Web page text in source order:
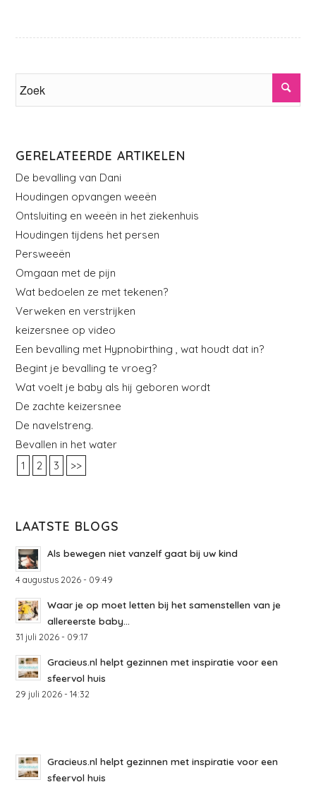
GERELATEERDE ARTIKELEN
De bevalling van Dani
Houdingen opvangen weeën
Ontsluiting en weeën in het ziekenhuis
Houdingen tijdens het persen
Persweeën
Omgaan met de pijn
Wat bedoelen ze met tekenen?
Verweken en verstrijken
keizersnee op video
Een bevalling met Hypnobirthing , wat houdt dat in?
Begint je bevalling te vroeg?
Wat voelt je baby als hij geboren wordt
De zachte keizersnee
De navelstreng.
Bevallen in het water
1
2 3 >>
LAATSTE BLOGS
Als bewegen niet vanzelf gaat bij uw kind
4 augustus 2026 - 09:49
Waar je op moet letten bij het samenstellen van je
allereerste baby...
31 juli 2026 - 09:17
Gracieus.nl helpt gezinnen met inspiratie voor een
sfeervol huis
29 juli 2026 - 14:32
Gracieus.nl helpt gezinnen met inspiratie voor een
sfeervol huis